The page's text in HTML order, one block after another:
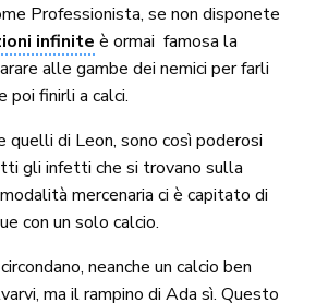
Professionista, se non disponete
infinite è ormai famosa la
alle gambe dei nemici per farli
poi finirli a calci.
quelli di Leon, sono così poderosi
gli infetti che si trovano sulla
mercenaria ci è capitato di
con un solo calcio.
neanche un calcio ben
ma il rampino di Ada sì. Questo